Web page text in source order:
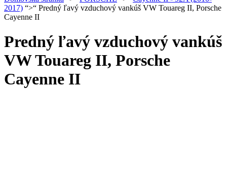
2017) “>“ Predný ľavý vzduchový vankúš VW Touareg II, Porsche
Cayenne II
Predný ľavý vzduchový vankúš
VW Touareg II, Porsche
Cayenne II